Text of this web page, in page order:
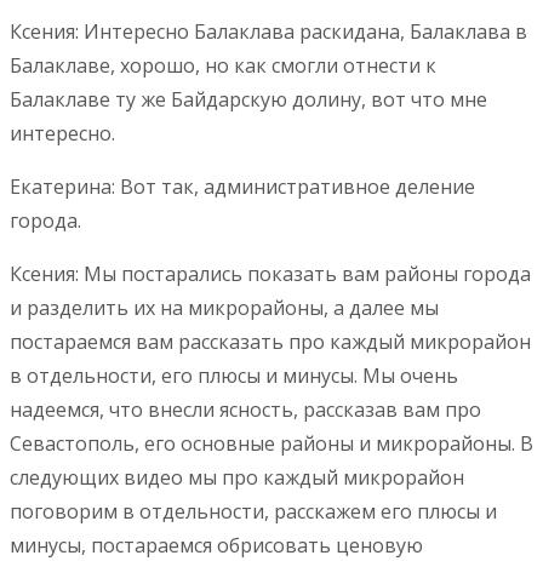
Ксения: Интересно Балаклава раскидана, Балаклава в
Балаклаве, хорошо, но как смогли отнести к
Балаклаве ту же Байдарскую долину, вот что мне
интересно.
Екатерина: Вот так, административное деление
города.
Ксения: Мы постарались показать вам районы города
и разделить их на микрорайоны, а далее мы
постараемся вам рассказать про каждый микрорайон
в отдельности, его плюсы и минусы. Мы очень
надеемся, что внесли ясность, рассказав вам про
Севастополь, его основные районы и микрорайоны. В
следующих видео мы про каждый микрорайон
поговорим в отдельности, расскажем его плюсы и
минусы, постараемся обрисовать ценовую